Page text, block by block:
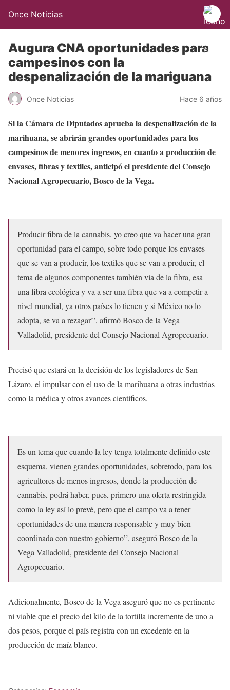
Once Noticias
Augura CNA oportunidades para
campesinos con la
despenalización de la mariguana
Once Noticias Hace 6 años
Si la Cámara de Diputados aprueba la despenalización de la
marihuana, se abrirán grandes oportunidades para los
campesinos de menores ingresos, en cuanto a producción de
envases, fibras y textiles, anticipó el presidente del Consejo
Nacional Agropecuario, Bosco de la Vega.
Producir fibra de la cannabis, yo creo que va hacer una gran
oportunidad para el campo, sobre todo porque los envases
que se van a producir, los textiles que se van a producir, el
tema de algunos componentes también vía de la fibra, esa
una fibra ecológica y va a ser una fibra que va a competir a
nivel mundial, ya otros países lo tienen y si México no lo
adopta, se va a rezagar’’, afirmó Bosco de la Vega
Valladolid, presidente del Consejo Nacional Agropecuario.
Precisó que estará en la decisión de los legisladores de San
Lázaro, el impulsar con el uso de la marihuana a otras industrias
como la médica y otros avances científicos.
Es un tema que cuando la ley tenga totalmente definido este
esquema, vienen grandes oportunidades, sobretodo, para los
agricultores de menos ingresos, donde la producción de
cannabis, podrá haber, pues, primero una oferta restringida
como la ley así lo prevé, pero que el campo va a tener
oportunidades de una manera responsable y muy bien
coordinada con nuestro gobierno’’, aseguró Bosco de la
Vega Valladolid, presidente del Consejo Nacional
Agropecuario.
Adicionalmente, Bosco de la Vega aseguró que no es pertinente
ni viable que el precio del kilo de la tortilla incremente de uno a
dos pesos, porque el país registra con un excedente en la
producción de maíz blanco.